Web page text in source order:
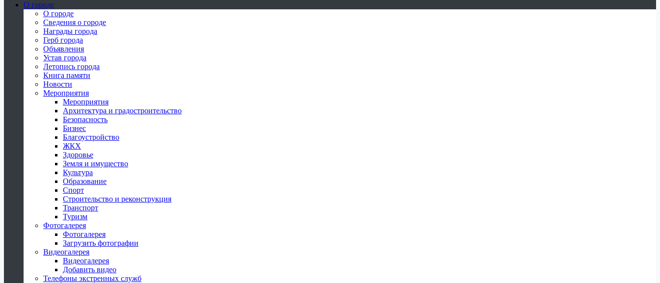
О городе
О городе
Сведения о городе
Награды города
Герб города
Объявления
Устав города
Летопись города
Книга памяти
Новости
Мероприятия
Мероприятия
Архитектура и градостроительство
Безопасность
Бизнес
Благоустройство
ЖКХ
Здоровье
Земля и имущество
Культура
Образование
Спорт
Строительство и реконструкция
Транспорт
Туризм
Фотогалерея
Фотогалерея
Загрузить фотографии
Видеогалерея
Видеогалерея
Добавить видео
Телефоны экстренных служб